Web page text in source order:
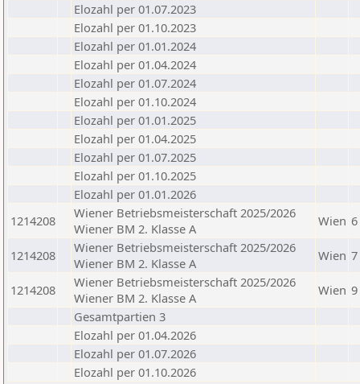
Elozahl per 01.07.2023
Elozahl per 01.10.2023
Elozahl per 01.01.2024
Elozahl per 01.04.2024
Elozahl per 01.07.2024
Elozahl per 01.10.2024
Elozahl per 01.01.2025
Elozahl per 01.04.2025
Elozahl per 01.07.2025
Elozahl per 01.10.2025
Elozahl per 01.01.2026
1214208
Wiener Betriebsmeisterschaft 2025/2026
Wiener BM 2. Klasse A
Wien 6
1214208
Wiener Betriebsmeisterschaft 2025/2026
Wiener BM 2. Klasse A
Wien 7
1214208
Wiener Betriebsmeisterschaft 2025/2026
Wiener BM 2. Klasse A
Wien 9
Gesamtpartien 3
Elozahl per 01.04.2026
Elozahl per 01.07.2026
Elozahl per 01.10.2026